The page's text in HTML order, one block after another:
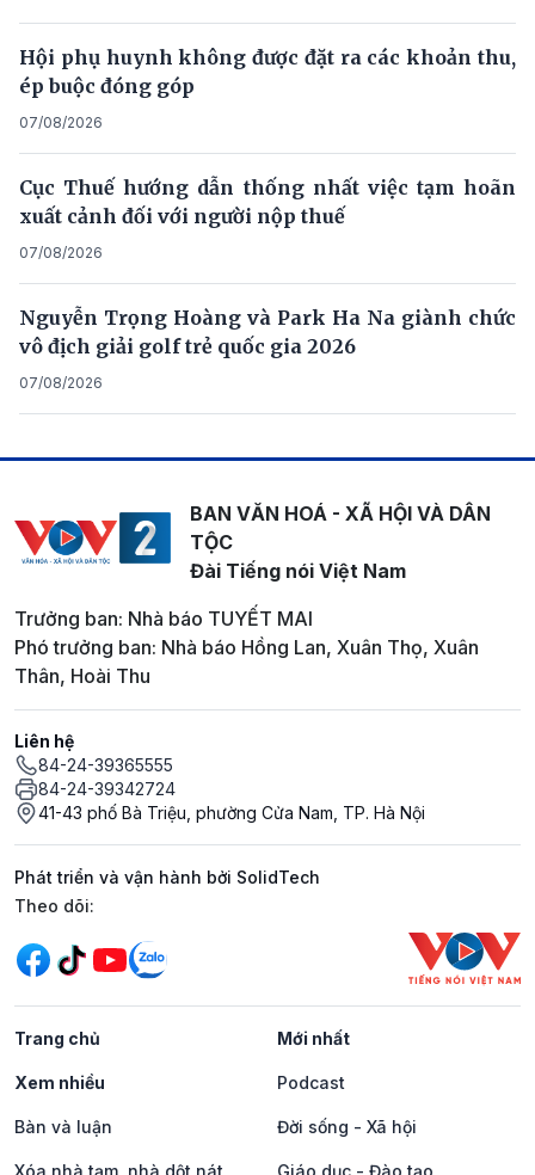
Hội phụ huynh không được đặt ra các khoản thu,
ép buộc đóng góp
07/08/2026
Cục Thuế hướng dẫn thống nhất việc tạm hoãn
xuất cảnh đối với người nộp thuế
07/08/2026
Nguyễn Trọng Hoàng và Park Ha Na giành chức
vô địch giải golf trẻ quốc gia 2026
07/08/2026
BAN VĂN HOÁ - XÃ HỘI VÀ DÂN
TỘC
Đài Tiếng nói Việt Nam
Trưởng ban: Nhà báo TUYẾT MAI
Phó trưởng ban: Nhà báo Hồng Lan, Xuân Thọ, Xuân
Thân, Hoài Thu
Liên hệ
84-24-39365555
84-24-39342724
41-43 phố Bà Triệu, phường Cửa Nam, TP. Hà Nội
Phát triển và vận hành bởi SolidTech
Mạng xã hội
Theo dõi:
Trang chủ Mới nhất
Xem nhiều Podcast
Bàn và luận Đời sống - Xã hội